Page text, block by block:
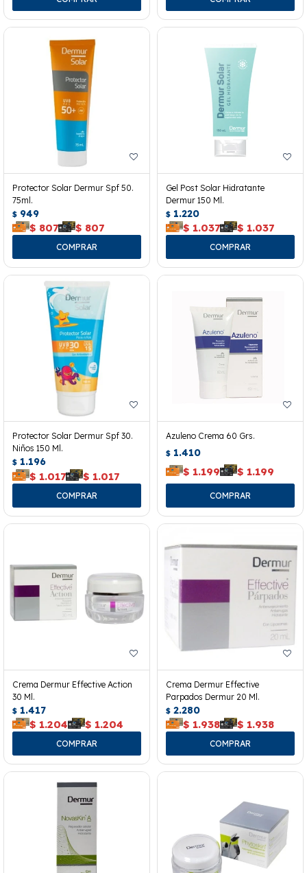
Protector Solar Dermur Spf 50.
75ml.
$ 949
$ 807 $ 807
Gel Post Solar Hidratante
Dermur 150 Ml.
$ 1.220
$ 1.037 $ 1.037
Protector Solar Dermur Spf 30.
Niños 150 Ml.
$ 1.196
$ 1.017 $ 1.017
Azuleno Crema 60 Grs.
$ 1.410
$ 1.199 $ 1.199
Crema Dermur Effective Action
30 Ml.
$ 1.417
$ 1.204 $ 1.204
Crema Dermur Effective
Parpados Dermur 20 Ml.
$ 2.280
$ 1.938 $ 1.938